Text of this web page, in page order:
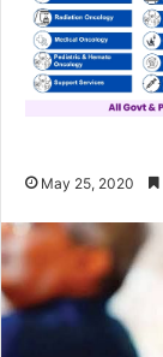
May 25, 2020